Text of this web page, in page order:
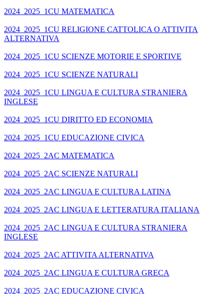
2024_2025_1CU MATEMATICA
2024_2025_1CU RELIGIONE CATTOLICA O ATTIVITA
ALTERNATIVA
2024_2025_1CU SCIENZE MOTORIE E SPORTIVE
2024_2025_1CU SCIENZE NATURALI
2024_2025_1CU LINGUA E CULTURA STRANIERA
INGLESE
2024_2025_1CU DIRITTO ED ECONOMIA
2024_2025_1CU EDUCAZIONE CIVICA
2024_2025_2AC MATEMATICA
2024_2025_2AC SCIENZE NATURALI
2024_2025_2AC LINGUA E CULTURA LATINA
2024_2025_2AC LINGUA E LETTERATURA ITALIANA
2024_2025_2AC LINGUA E CULTURA STRANIERA
INGLESE
2024_2025_2AC ATTIVITA ALTERNATIVA
2024_2025_2AC LINGUA E CULTURA GRECA
2024_2025_2AC EDUCAZIONE CIVICA